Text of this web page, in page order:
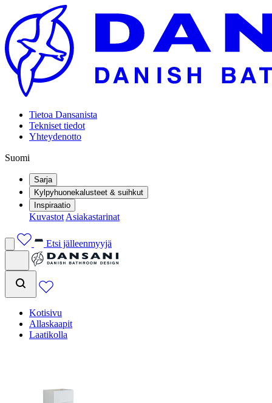
Tietoa Dansanista
Tekniset tiedot
Yhteydenotto
Suomi
Sarja
Kylpyhuonekalusteet & suihkut
Inspiraatio
Kuvastot Asiakastarinat
Etsi jälleenmyyjä
Kotisivu
Allaskaapit
Laatikolla